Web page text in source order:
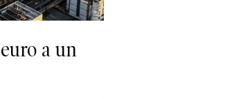
a un